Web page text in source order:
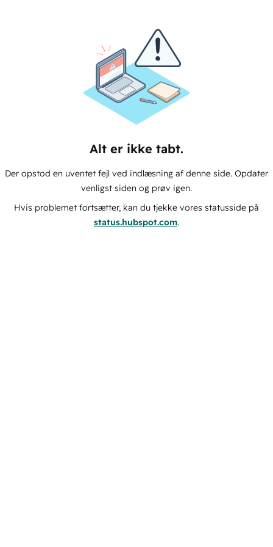
Alt er ikke tabt.
Der opstod en uventet fejl ved indlæsning af denne side. Opdater
venligst siden og prøv igen.
Hvis problemet fortsætter, kan du tjekke vores statusside på
status.hubspot.com.